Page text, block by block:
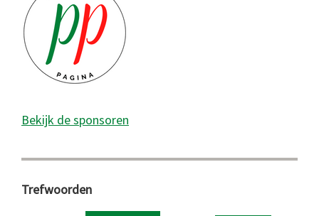
Bekijk de sponsoren
Trefwoorden